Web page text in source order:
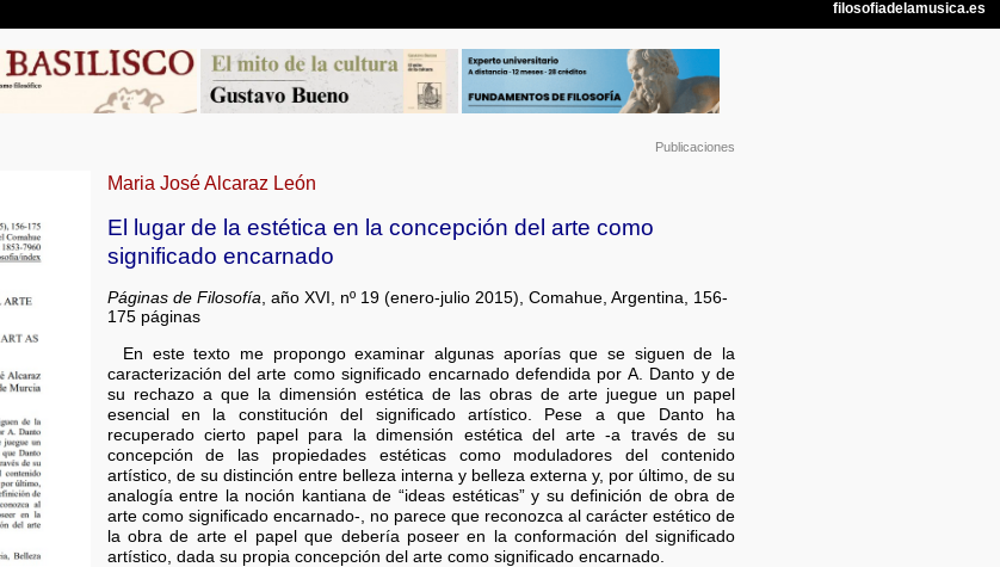
Publicaciones
Maria José Alcaraz León
El lugar de la estética en la concepción del arte como
significado encarnado
Páginas de Filosofía, año XVI, nº 19 (enero-julio 2015), Comahue, Argentina, 156-
175 páginas
En este texto me propongo examinar algunas aporías que se siguen de la
caracterización del arte como significado encarnado defendida por A. Danto y de
su rechazo a que la dimensión estética de las obras de arte juegue un papel
esencial en la constitución del significado artístico. Pese a que Danto ha
recuperado cierto papel para la dimensión estética del arte -a través de su
concepción de las propiedades estéticas como moduladores del contenido
artístico, de su distinción entre belleza interna y belleza externa y, por último, de su
analogía entre la noción kantiana de “ideas estéticas” y su definición de obra de
arte como significado encarnado-, no parece que reconozca al carácter estético de
la obra de arte el papel que debería poseer en la conformación del significado
artístico, dada su propia concepción del arte como significado encarnado.